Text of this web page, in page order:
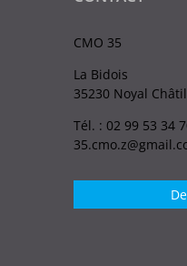
CMO 35
La Bidois
35230 Noyal
Tél. : 02 99 53 34